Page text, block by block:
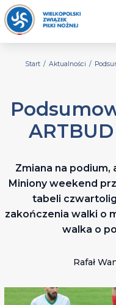
Start / Aktualności /
Zmiana na
Miniony weekend
tabeli
zakończenia walki o
walka o
Rafał